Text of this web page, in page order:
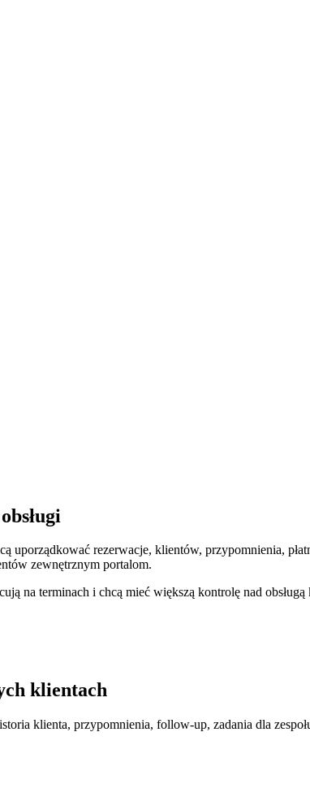
rezerwacje, klientów, przypomnienia,
zewnętrznym portalom.
na terminach i chcą mieć większą kontrolę nad obsługą
klientach
klienta, przypomnienia, follow-up, zadania dla